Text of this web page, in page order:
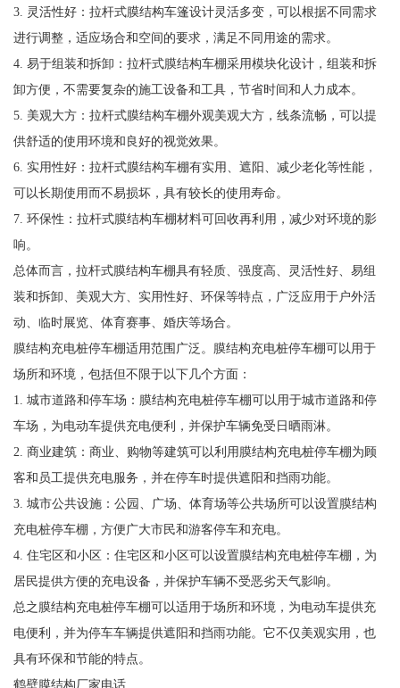
3. 灵活性好：拉杆式膜结构车篷设计灵活多变，可以根据不同需求
进行调整，适应场合和空间的要求，满足不同用途的需求。
4. 易于组装和拆卸：拉杆式膜结构车棚采用模块化设计，组装和拆
卸方便，不需要复杂的施工设备和工具，节省时间和人力成本。
5. 美观大方：拉杆式膜结构车棚外观美观大方，线条流畅，可以提
供舒适的使用环境和良好的视觉效果。
6. 实用性好：拉杆式膜结构车棚有实用、遮阳、减少老化等性能，
可以长期使用而不易损坏，具有较长的使用寿命。
7. 环保性：拉杆式膜结构车棚材料可回收再利用，减少对环境的影
响。
总体而言，拉杆式膜结构车棚具有轻质、强度高、灵活性好、易组
装和拆卸、美观大方、实用性好、环保等特点，广泛应用于户外活
动、临时展览、体育赛事、婚庆等场合。
膜结构充电桩停车棚适用范围广泛。膜结构充电桩停车棚可以用于
场所和环境，包括但不限于以下几个方面：
1. 城市道路和停车场：膜结构充电桩停车棚可以用于城市道路和停
车场，为电动车提供充电便利，并保护车辆免受日晒雨淋。
2. 商业建筑：商业、购物等建筑可以利用膜结构充电桩停车棚为顾
客和员工提供充电服务，并在停车时提供遮阳和挡雨功能。
3. 城市公共设施：公园、广场、体育场等公共场所可以设置膜结构
充电桩停车棚，方便广大市民和游客停车和充电。
4. 住宅区和小区：住宅区和小区可以设置膜结构充电桩停车棚，为
居民提供方便的充电设备，并保护车辆不受恶劣天气影响。
总之膜结构充电桩停车棚可以适用于场所和环境，为电动车提供充
电便利，并为停车车辆提供遮阳和挡雨功能。它不仅美观实用，也
具有环保和节能的特点。
鹤壁膜结构厂家电话